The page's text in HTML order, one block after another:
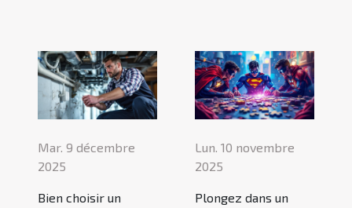
Mar. 9 décembre
2025
Bien choisir un
Lun. 10 novembre
2025
Plongez dans un